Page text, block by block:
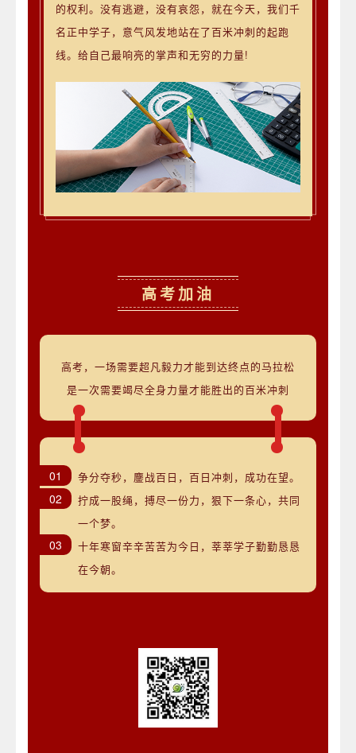
的权利。没有逃避，没有哀怨，就在今天，我们千
名正中学子，意气风发地站在了百米冲刺的起跑
线。给自己最响亮的掌声和无穷的力量!
高考加油
高考，一场需要超凡毅力才能到达终点的马拉松
是一次需要竭尽全身力量才能胜出的百米冲刺
01 争分夺秒，鏖战百日，百日冲刺，成功在望。
02
拧成一股绳，搏尽一份力，狠下一条心，共同
一个梦。
03
十年寒窗辛辛苦苦为今日，莘莘学子勤勤恳恳
在今朝。